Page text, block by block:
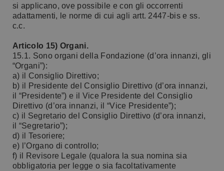
si applicano, ove possibile e con gli occorrenti
adattamenti, le norme di cui agli artt. 2447-bis e ss.
c.c.
Articolo 15) Organi.
15.1. Sono organi della Fondazione (d’ora innanzi, gli
“Organi”):
a) il Consiglio Direttivo;
b) il Presidente del Consiglio Direttivo (d’ora innanzi,
il “Presidente”) e il Vice Presidente del Consiglio
Direttivo (d’ora innanzi, il “Vice Presidente”);
c) il Segretario del Consiglio Direttivo (d’ora innanzi,
il “Segretario”);
d) il Tesoriere;
e) l’Organo di controllo;
f) il Revisore Legale (qualora la sua nomina sia
obbligatoria per legge o sia facoltativamente